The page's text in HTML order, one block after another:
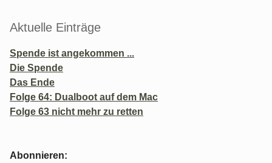
Aktuelle Einträge
Spende ist angekommen ...
Die Spende
Das Ende
Folge 64: Dualboot auf dem Mac
Folge 63 nicht mehr zu retten
Abonnieren: